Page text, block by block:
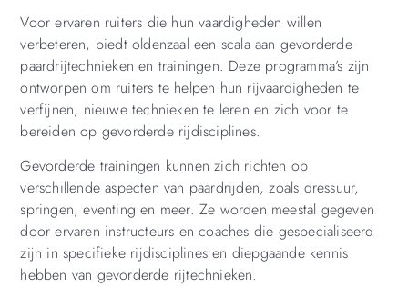
Voor ervaren ruiters die hun vaardigheden willen
verbeteren, biedt oldenzaal een scala aan gevorderde
paardrijtechnieken en trainingen. Deze programma’s zijn
ontworpen om ruiters te helpen hun rijvaardigheden te
verfijnen, nieuwe technieken te leren en zich voor te
bereiden op gevorderde rijdisciplines.
Gevorderde trainingen kunnen zich richten op
verschillende aspecten van paardrijden, zoals dressuur,
springen, eventing en meer. Ze worden meestal gegeven
door ervaren instructeurs en coaches die gespecialiseerd
zijn in specifieke rijdisciplines en diepgaande kennis
hebben van gevorderde rijtechnieken.